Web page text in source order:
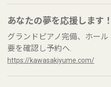
あなたの夢を応援します！
グランドピアノ完備、ホー
要を確認し予約へ.
https://kawasakiyume.com/